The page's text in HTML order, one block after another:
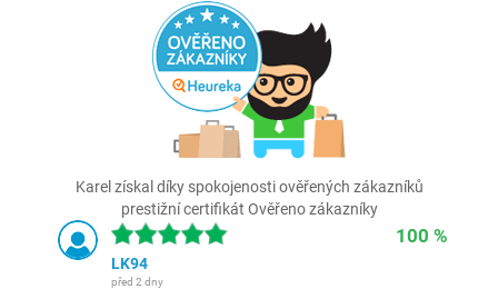
Karel získal díky spokojenosti ověřených zákazníků
prestižní certifikát Ověřeno zákazníky
100 %
LK94
před 2 dny